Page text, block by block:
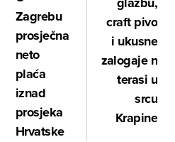
Zagrebu
prosječna
neto
plaća
iznad
prosjeka
Hrvatske
craft pivo
i ukusne
zalogaje na
terasi u
srcu
Krapine